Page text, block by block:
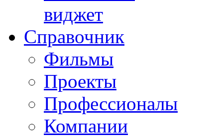
виджет
Справочник
Фильмы
Проекты
Профессионалы
Компании